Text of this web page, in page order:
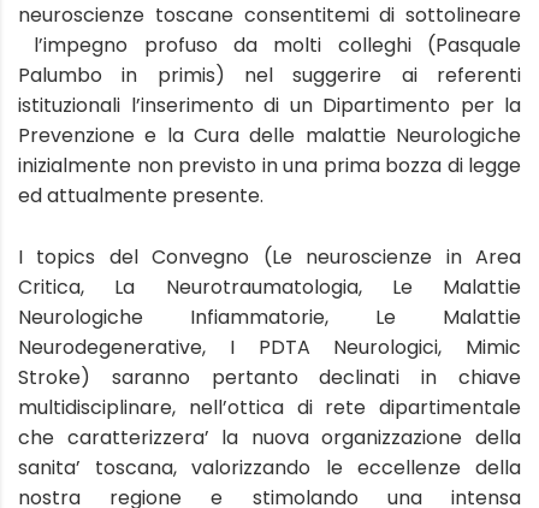
neuroscienze toscane consentitemi di sottolineare
l’impegno profuso da molti colleghi (Pasquale
Palumbo in primis) nel suggerire ai referenti
istituzionali l’inserimento di un Dipartimento per la
Prevenzione e la Cura delle malattie Neurologiche
inizialmente non previsto in una prima bozza di legge
ed attualmente presente.
I topics del Convegno (Le neuroscienze in Area
Critica, La Neurotraumatologia, Le Malattie
Neurologiche Infiammatorie, Le Malattie
Neurodegenerative, I PDTA Neurologici, Mimic
Stroke) saranno pertanto declinati in chiave
multidisciplinare, nell’ottica di rete dipartimentale
che caratterizzera’ la nuova organizzazione della
sanita’ toscana, valorizzando le eccellenze della
nostra regione e stimolando una intensa